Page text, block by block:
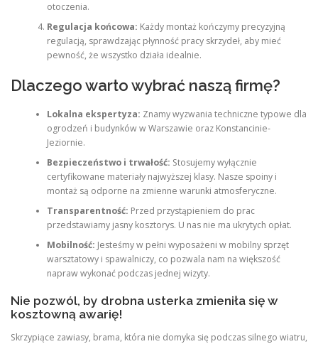
otoczenia.
Regulacja końcowa: Każdy montaż kończymy precyzyjną
regulacją, sprawdzając płynność pracy skrzydeł, aby mieć
pewność, że wszystko działa idealnie.
Dlaczego warto wybrać naszą firmę?
Lokalna ekspertyza: Znamy wyzwania techniczne typowe dla
ogrodzeń i budynków w Warszawie oraz Konstancinie-
Jeziornie.
Bezpieczeństwo i trwałość: Stosujemy wyłącznie
certyfikowane materiały najwyższej klasy. Nasze spoiny i
montaż są odporne na zmienne warunki atmosferyczne.
Transparentność: Przed przystąpieniem do prac
przedstawiamy jasny kosztorys. U nas nie ma ukrytych opłat.
Mobilność: Jesteśmy w pełni wyposażeni w mobilny sprzęt
warsztatowy i spawalniczy, co pozwala nam na większość
napraw wykonać podczas jednej wizyty.
Nie pozwól, by drobna usterka zmieniła się w
kosztowną awarię!
Skrzypiące zawiasy, brama, która nie domyka się podczas silnego wiatru,